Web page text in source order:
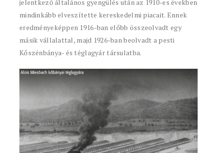
jelentkező általános gyengülés után az 1910-es években
mindinkább elveszítette kereskedelmi piacait. Ennek
eredményeképpen 1916-ban előbb összeolvadt egy
másik vállalattal, majd 1926-ban beolvadt a pesti
Kőszénbánya- és téglagyár társulatba.